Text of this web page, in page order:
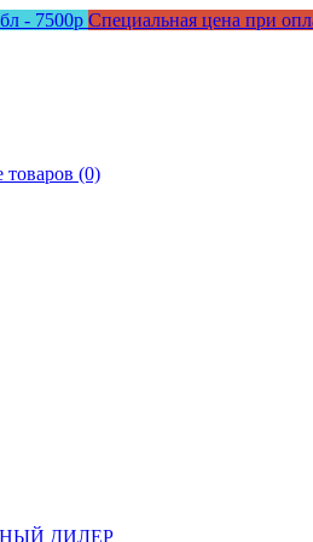
- 7500р Специальная цена при
товаров (0)